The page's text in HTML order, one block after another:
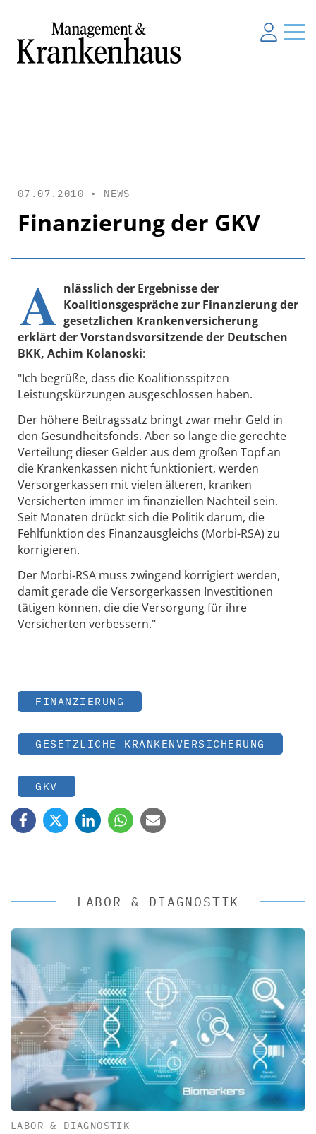
07.07.2010 • NEWS
Finanzierung der GKV
A nlässlich der Ergebnisse der
Koalitionsgespräche zur Finanzierung der
gesetzlichen Krankenversicherung
erklärt der Vorstandsvorsitzende der Deutschen
BKK, Achim Kolanoski:
"Ich begrüße, dass die Koalitionsspitzen
Leistungskürzungen ausgeschlossen haben.
Der höhere Beitragssatz bringt zwar mehr Geld in
den Gesundheitsfonds. Aber so lange die gerechte
Verteilung dieser Gelder aus dem großen Topf an
die Krankenkassen nicht funktioniert, werden
Versorgerkassen mit vielen älteren, kranken
Versicherten immer im finanziellen Nachteil sein.
Seit Monaten drückt sich die Politik darum, die
Fehlfunktion des Finanzausgleichs (Morbi-RSA) zu
korrigieren.
Der Morbi-RSA muss zwingend korrigiert werden,
damit gerade die Versorgerkassen Investitionen
tätigen können, die die Versorgung für ihre
Versicherten verbessern."
FINANZIERUNG
GESETZLICHE KRANKENVERSICHERUNG
GKV
LABOR & DIAGNOSTIK
LABOR & DIAGNOSTIK